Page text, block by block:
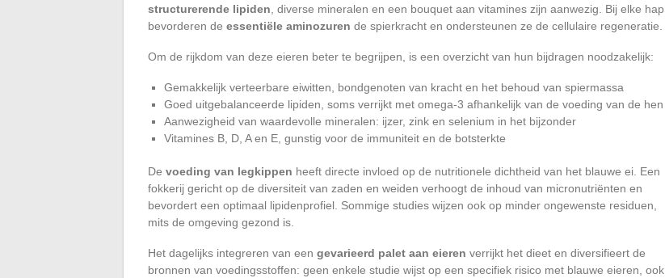
structurerende lipiden , diverse mineralen en een bouquet aan vitamines zijn aanwezig. Bij elke hap
bevorderen de essentiële aminozuren de spierkracht en ondersteunen ze de cellulaire regeneratie.
Om de rijkdom van deze eieren beter te begrijpen, is een overzicht van hun bijdragen noodzakelijk:
Gemakkelijk verteerbare eiwitten, bondgenoten van kracht en het behoud van spiermassa
Goed uitgebalanceerde lipiden, soms verrijkt met omega-3 afhankelijk van de voeding van de hen
Aanwezigheid van waardevolle mineralen: ijzer, zink en selenium in het bijzonder
Vitamines B, D, A en E, gunstig voor de immuniteit en de botsterkte
De voeding van legkippen heeft directe invloed op de nutritionele dichtheid van het blauwe ei. Een
fokkerij gericht op de diversiteit van zaden en weiden verhoogt de inhoud van micronutriënten en
bevordert een optimaal lipidenprofiel. Sommige studies wijzen ook op minder ongewenste residuen,
mits de omgeving gezond is.
Het dagelijks integreren van een gevarieerd palet aan eieren verrijkt het dieet en diversifieert de
bronnen van voedingsstoffen: geen enkele studie wijst op een specifiek risico met blauwe eieren, ook